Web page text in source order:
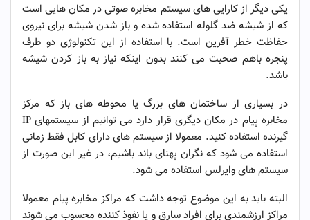
یکی دیگر از کارایی های سیستم مخابره صوتی در مکان هایی است
که از شیشه ضد گلوله استفاده شده و باز شدن شیشه برای نیروی
حفاظت خطر آفرین است. با استفاده از این تکنولوژی دو طرف
پنجره باهم صحبت می کنند بدون اینکه نیاز به باز کردن شیشه
باشد.
در بسیاری از ساختمان های بزرگ یا محوطه های باز که مرکز
مخابره پیام در مکان دیگری قرار دارد می توانیم از سیستمهای IP
گیرنده استفاده کنید. معمولا از سیستم های دارای کابل فقط زمانی
استفاده می شود که نگران پهنای باند باشیم، در غیر این صورت از
سیستم های وایرلس استفاده می شود.
البته باید به این موضوع توجه داشت که مراکز مخابره پیام معمولا
مراکز ارزشمندی برای افراد سارق و یا نفوذ کننده محسوب می شوند